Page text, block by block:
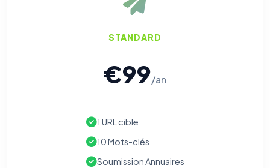
STANDARD
€99/an
1 URL cible
10 Mots-clés
Soumission Annuaires